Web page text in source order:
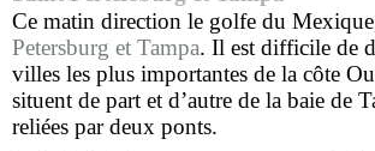
Ce matin direction le golfe du
Petersburg et Tampa. Il est difficile de
villes les plus importantes de la côte
situent de part et d’autre de la baie de
reliées par deux ponts.